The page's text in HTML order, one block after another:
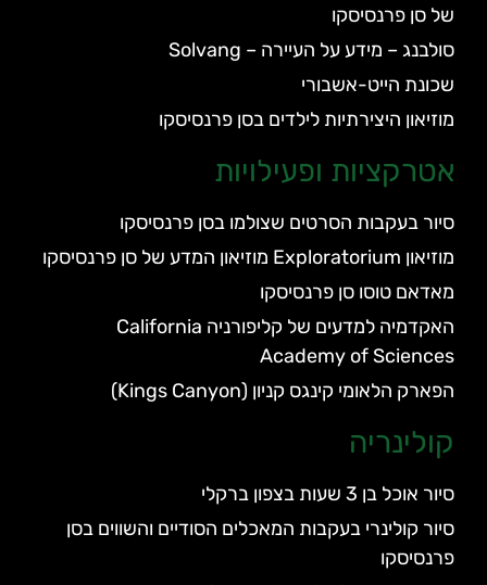
של סן פרנסיסקו
סולבנג – מידע על העיירה – Solvang
שכונת הייט-אשבורי
מוזיאון היצירתיות לילדים בסן פרנסיסקו
אטרקציות ופעילויות
סיור בעקבות הסרטים שצולמו בסן פרנסיסקו
מוזיאון Exploratorium מוזיאון המדע של סן פרנסיסקו
מאדאם טוסו סן פרנסיסקו
האקדמיה למדעים של קליפורניה California
Academy of Sciences
הפארק הלאומי קינגס קניון (Kings Canyon)
קולינריה
סיור אוכל בן 3 שעות בצפון ברקלי
סיור קולינרי בעקבות המאכלים הסודיים והשווים בסן
פרנסיסקו